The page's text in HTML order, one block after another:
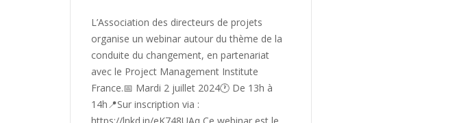
L’Association des directeurs de projets
organise un webinar autour du thème de la
conduite du changement, en partenariat
avec le Project Management Institute
France.📅 Mardi 2 juillet 2024🕐 De 13h à
14h📍Sur inscription via :
https://lnkd.in/eK748UAq Ce webinar est le